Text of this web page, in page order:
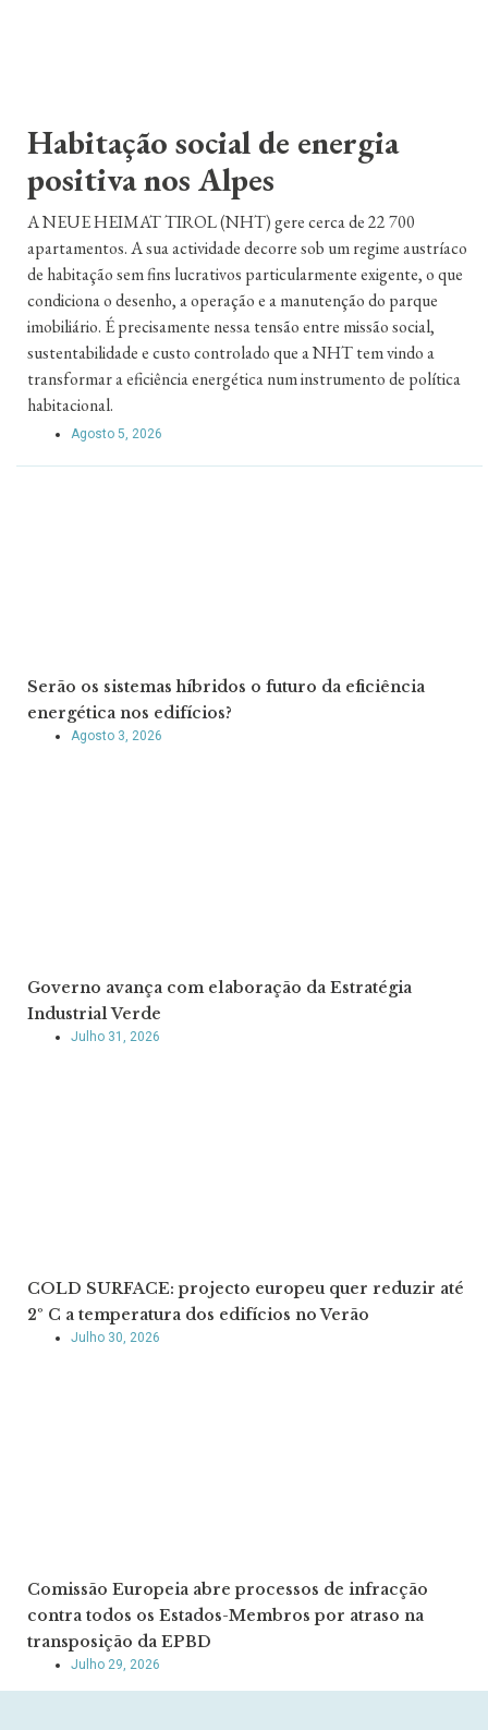
Habitação social de energia
positiva nos Alpes
A NEUE HEIMAT TIROL (NHT) gere cerca de 22 700
apartamentos. A sua actividade decorre sob um regime austríaco
de habitação sem fins lucrativos particularmente exigente, o que
condiciona o desenho, a operação e a manutenção do parque
imobiliário. É precisamente nessa tensão entre missão social,
sustentabilidade e custo controlado que a NHT tem vindo a
transformar a eficiência energética num instrumento de política
habitacional.
Agosto 5, 2026
Serão os sistemas híbridos o futuro da eficiência
energética nos edifícios?
Agosto 3, 2026
Governo avança com elaboração da Estratégia
Industrial Verde
Julho 31, 2026
COLD SURFACE: projecto europeu quer reduzir até
2º C a temperatura dos edifícios no Verão
Julho 30, 2026
Comissão Europeia abre processos de infracção
contra todos os Estados-Membros por atraso na
transposição da EPBD
Julho 29, 2026